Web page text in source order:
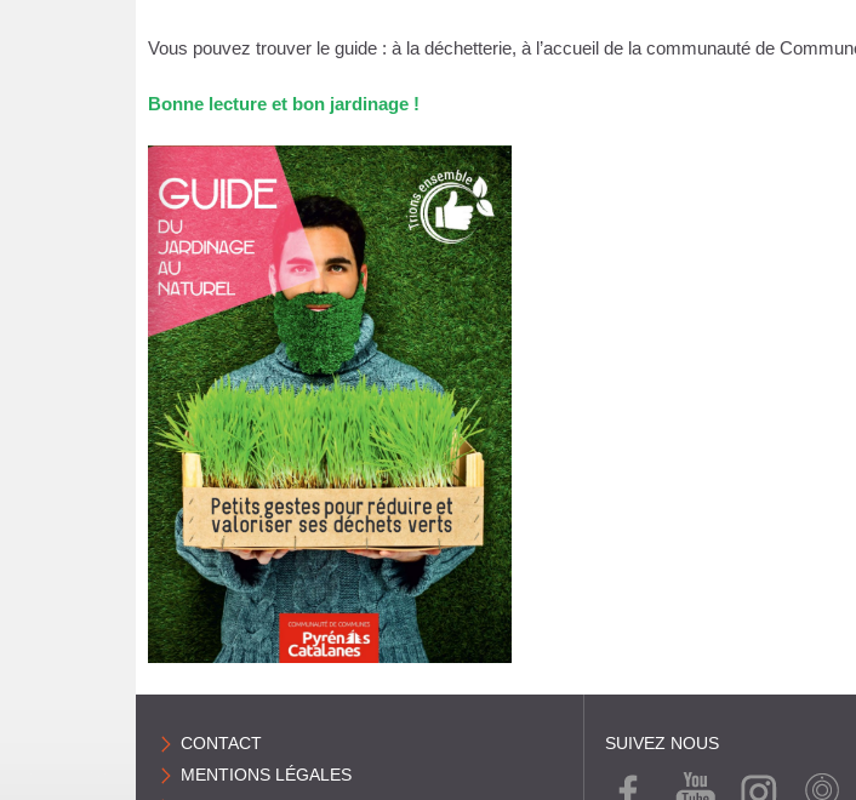
S
P
Y
R
É
N
É
E
S
C
A
T
A
A
Vous pouvez trouver le guide : à la déchetterie, à l’accueil de la communauté de
Bonne lecture et bon jardinage !
CONTACT
MENTIONS LÉGALES
SUIVEZ NOUS
FACE
YOUT
INSTA
WEB